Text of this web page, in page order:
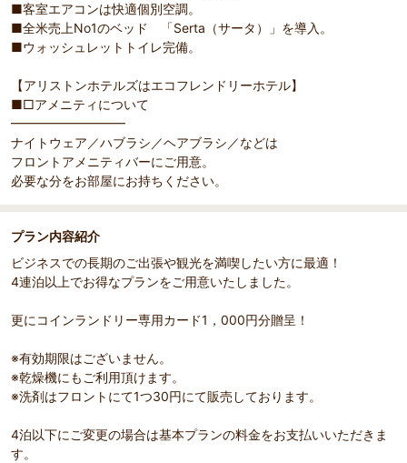
■客室エアコンは快適個別空調。
■全米売上No1のベッド 「Serta（サータ）」を導入。
■ウォッシュレットトイレ完備。
【アリストンホテルズはエコフレンドリーホテル】
■□アメニティについて
━━━━━━━━━
ナイトウェア／ハブラシ／ヘアブラシ／などは
フロントアメニティバーにご用意。
必要な分をお部屋にお持ちください。
プラン内容紹介
ビジネスでの長期のご出張や観光を満喫したい方に最適！
4連泊以上でお得なプランをご用意いたしました。
更にコインランドリー専用カード1，000円分贈呈！
※有効期限はございません。
※乾燥機にもご利用頂けます。
※洗剤はフロントにて1つ30円にて販売しております。
4泊以下にご変更の場合は基本プランの料金をお支払いいただきま
す。